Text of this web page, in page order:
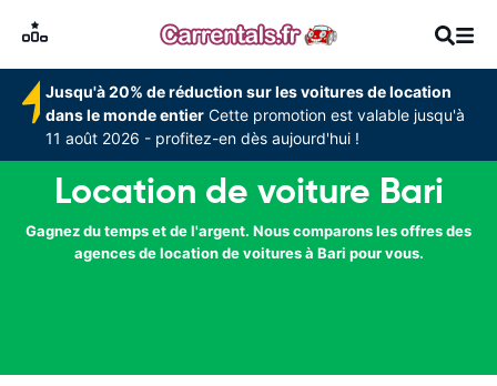
Jusqu'à 20% de réduction sur les voitures de location
dans le monde entier Cette promotion est valable jusqu'à
11 août 2026 - profitez-en dès aujourd'hui !
Location de voiture Bari
Gagnez du temps et de l'argent. Nous comparons les offres des
agences de location de voitures à Bari pour vous.